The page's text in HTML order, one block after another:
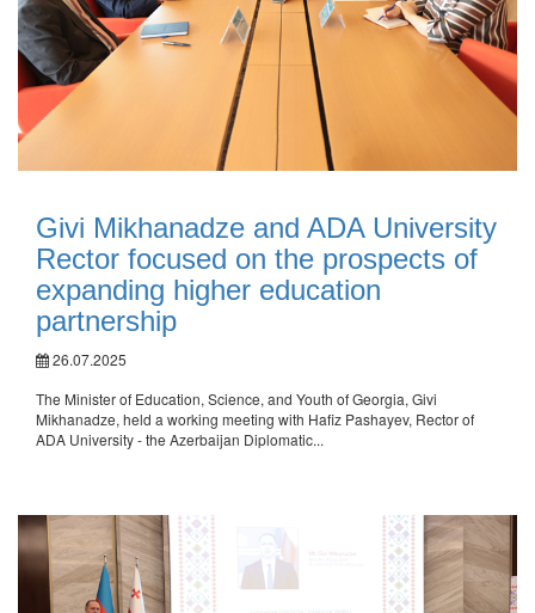
Givi Mikhanadze and ADA University
Rector focused on the prospects of
expanding higher education
partnership
26.07.2025
The Minister of Education, Science, and Youth of Georgia, Givi
Mikhanadze, held a working meeting with Hafiz Pashayev, Rector of
ADA University - the Azerbaijan Diplomatic...